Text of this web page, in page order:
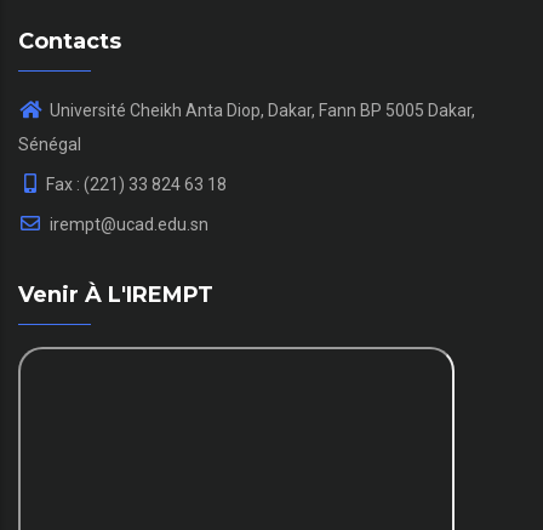
Contacts
Université Cheikh Anta Diop, Dakar, Fann BP 5005 Dakar,
Sénégal
Fax : (221) 33 824 63 18
irempt@ucad.edu.sn
Venir À L'IREMPT